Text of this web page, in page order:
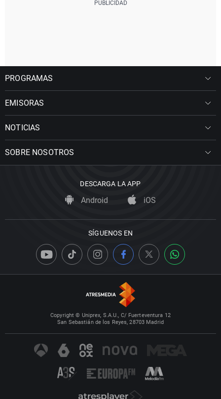
PROGRAMAS
EMISORAS
NOTICIAS
SOBRE NOSOTROS
DESCARGA LA APP
Android iOS
SÍGUENOS EN
Copyright © Uniprex, S.A.U., C/ Fuerteventura 12
San Sebastián de los Reyes, 28703 Madrid